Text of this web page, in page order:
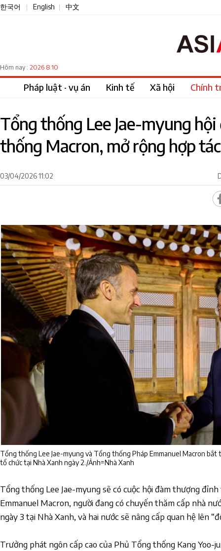
한국어 English 中文
Hôm nay : 2026.8.10
Pháp luật · vụ án Kinh tế Xã hội Chính
Tổng thống Lee Jae-myung
thống Macron, mở rộng hợp
03/04/2026 11:02
Tổng thống Lee Jae-myung và Tổng thống Pháp Emmanuel Macron bắt
tổ chức tại Nhà Xanh ngày 2./Ảnh=Nhà Xanh
Tổng thống Lee Jae-myung sẽ có cuộc hội đàm thượng
Emmanuel Macron, người đang có chuyến thăm cấp nhà
ngày 3 tại Nhà Xanh, và hai nước sẽ nâng cấp quan hệ lên
Trưởng phát ngôn cấp cao của Phủ Tổng thống Kang Yoo-